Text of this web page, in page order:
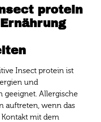
protein
Insect protein ist
und
geeignet. Allergische
auftreten, wenn das
mit dem